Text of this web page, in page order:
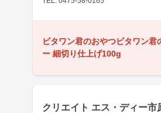
ビタワン君のおやつビタワン君
ー 細切り仕上げ100g
クリエイト エス・ディー市